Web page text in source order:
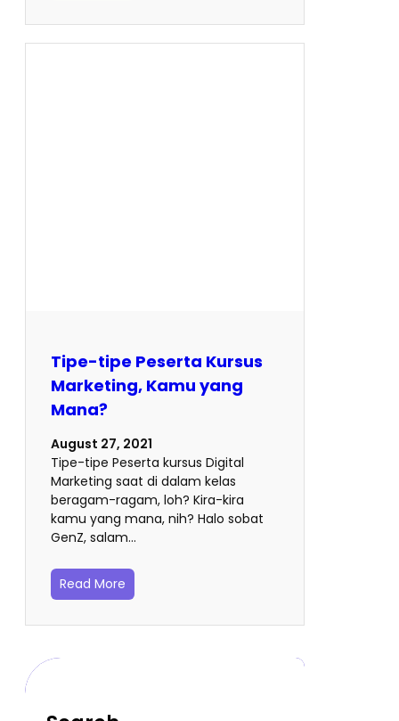
Tipe-tipe Peserta Kursus
Marketing, Kamu yang
Mana?
August 27, 2021
Tipe-tipe Peserta kursus Digital
Marketing saat di dalam kelas
beragam-ragam, loh? Kira-kira
kamu yang mana, nih? Halo sobat
GenZ, salam…
Read More